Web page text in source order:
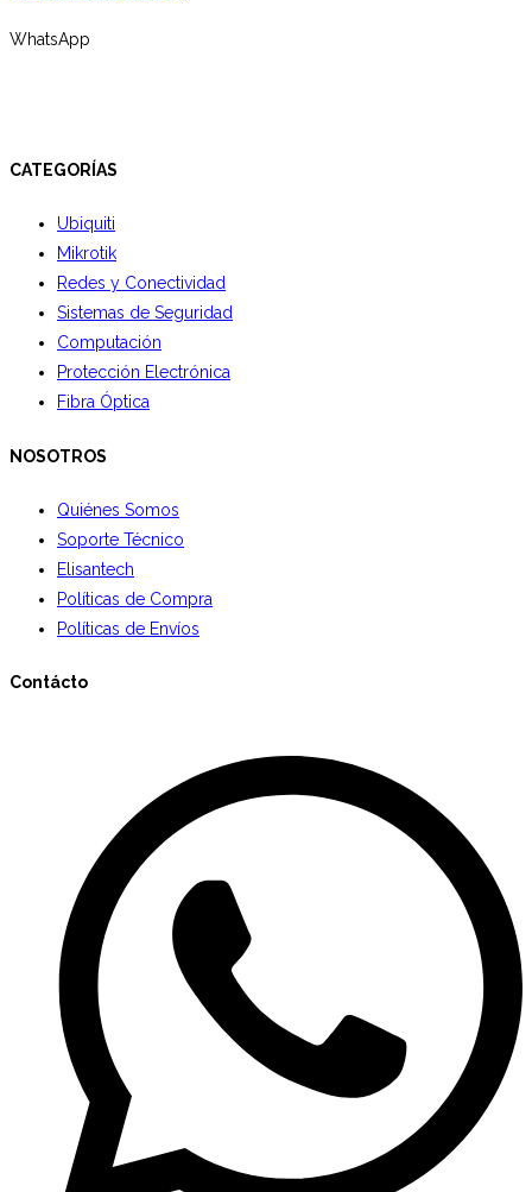
WhatsApp
CATEGORÍAS
Ubiquiti
Mikrotik
Redes y Conectividad
Sistemas de Seguridad
Computación
Protección Electrónica
Fibra Óptica
NOSOTROS
Quiénes Somos
Soporte Técnico
Elisantech
Políticas de Compra
Políticas de Envíos
Contácto